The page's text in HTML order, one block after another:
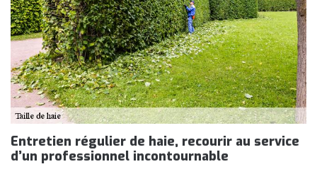
Entretien régulier de haie, recourir au service
d’un professionnel incontournable